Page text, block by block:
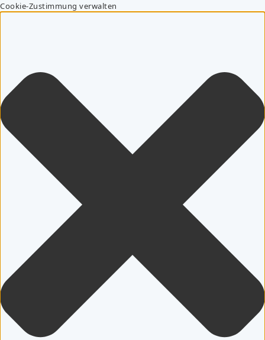
Cookie-Zustimmung verwalten